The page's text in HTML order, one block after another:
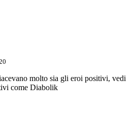
molto sia gli eroi positivi, vedi
come Diabolik